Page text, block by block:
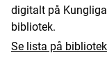
digitalt på
bibliotek.
Se lista på